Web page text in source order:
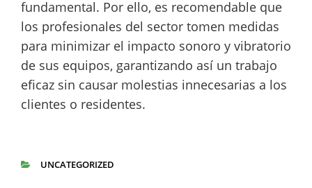
fundamental. Por ello, es recomendable que
los profesionales del sector tomen medidas
para minimizar el impacto sonoro y vibratorio
de sus equipos, garantizando así un trabajo
eficaz sin causar molestias innecesarias a los
clientes o residentes.
UNCATEGORIZED